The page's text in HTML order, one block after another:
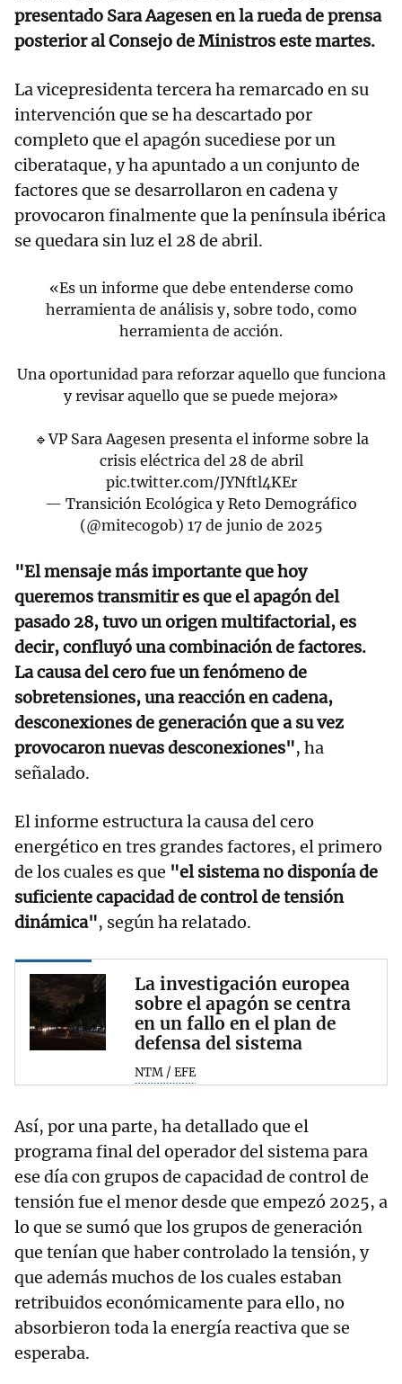
presentado Sara Aagesen en la rueda de prensa
posterior al Consejo de Ministros este martes.
La vicepresidenta tercera ha remarcado en su
intervención que se ha descartado por
completo que el apagón sucediese por un
ciberataque, y ha apuntado a un conjunto de
factores que se desarrollaron en cadena y
provocaron finalmente que la península ibérica
se quedara sin luz el 28 de abril.
«Es un informe que debe entenderse como
herramienta de análisis y, sobre todo, como
herramienta de acción.
Una oportunidad para reforzar aquello que funciona
y revisar aquello que se puede mejora»
🔹VP Sara Aagesen presenta el informe sobre la
crisis eléctrica del 28 de abril
pic.twitter.com/JYNftl4KEr
— Transición Ecológica y Reto Demográfico
(@mitecogob) 17 de junio de 2025
"El mensaje más importante que hoy
queremos transmitir es que el apagón del
pasado 28, tuvo un origen multifactorial, es
decir, confluyó una combinación de factores.
La causa del cero fue un fenómeno de
sobretensiones, una reacción en cadena,
desconexiones de generación que a su vez
provocaron nuevas desconexiones", ha
señalado.
El informe estructura la causa del cero
energético en tres grandes factores, el primero
de los cuales es que "el sistema no disponía de
suficiente capacidad de control de tensión
dinámica", según ha relatado.
La investigación europea
sobre el apagón se centra
en un fallo en el plan de
defensa del sistema
NTM / EFE
Así, por una parte, ha detallado que el
programa final del operador del sistema para
ese día con grupos de capacidad de control de
tensión fue el menor desde que empezó 2025, a
lo que se sumó que los grupos de generación
que tenían que haber controlado la tensión, y
que además muchos de los cuales estaban
retribuidos económicamente para ello, no
absorbieron toda la energía reactiva que se
esperaba.